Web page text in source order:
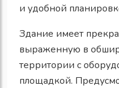
и удобной
Здание имеет
выраженную в
территории с
площадкой.